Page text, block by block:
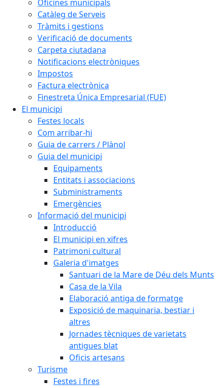
Oficines municipals
Catàleg de Serveis
Tràmits i gestions
Verificació de documents
Carpeta ciutadana
Notificacions electròniques
Impostos
Factura electrònica
Finestreta Única Empresarial (FUE)
El municipi
Festes locals
Com arribar-hi
Guia de carrers / Plànol
Guia del municipi
Equipaments
Entitats i associacions
Subministraments
Emergències
Informació del municipi
Introducció
El municipi en xifres
Patrimoni cultural
Galeria d'imatges
Santuari de la Mare de Déu dels Munts
Casa de la Vila
Elaboració antiga de formatge
Exposició de maquinaria, bestiar i
altres
Jornades tècniques de varietats
antigues blat
Oficis artesans
Turisme
Festes i fires